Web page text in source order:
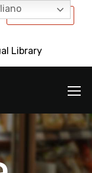
International
Library